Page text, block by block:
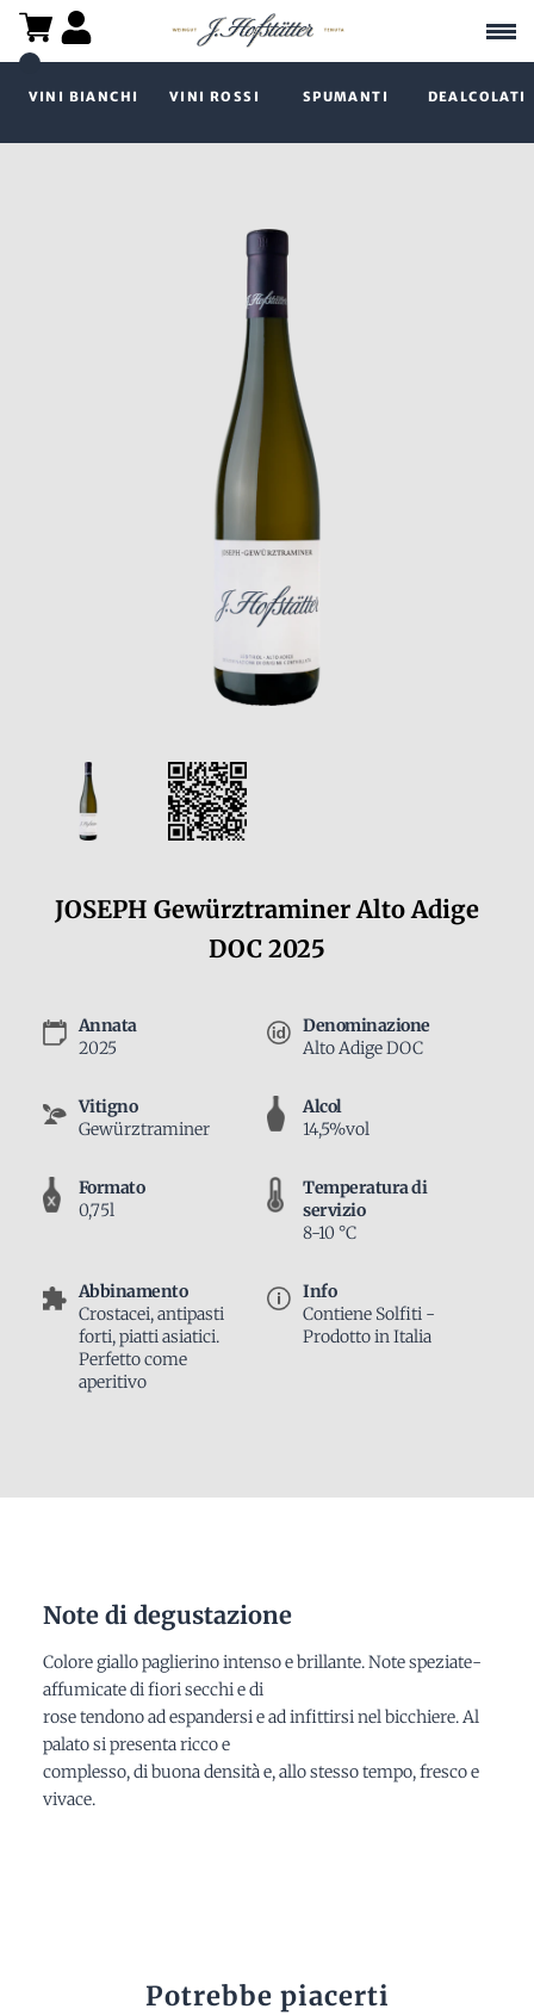
VINI BIANCHI VINI ROSSI SPUMANTI DEALCOLATI
JOSEPH Gewürztraminer Alto Adige
DOC 2025
Annata
2025
Denominazione
Alto Adige DOC
Vitigno
Gewürztraminer
Alcol
14,5%vol
Formato
0,75l
Temperatura di
servizio
8-10 °C
Abbinamento
Crostacei, anti­pasti
forti, piatti asiatici.
Perfetto come
aperitivo
Info
Contiene Solfiti -
Prodotto in Italia
Note di degustazione
Colore giallo paglierino intenso e brillante. Note speziate-
affumicate di fiori secchi e di
rose tendono ad espandersi e ad infittirsi nel bicchiere. Al
palato si presenta ricco e
complesso, di buona densità e, allo stesso tempo, fresco e
vivace.
Potrebbe piacerti